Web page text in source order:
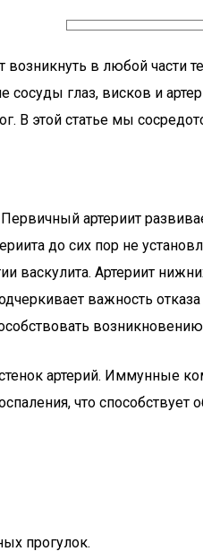
в любой части
глаз, висков и
В этой статье мы
артериит
до сих пор не
васкулита. Артериит
важность
возникновению
артерий. Иммунные
что способствует
прогулок.